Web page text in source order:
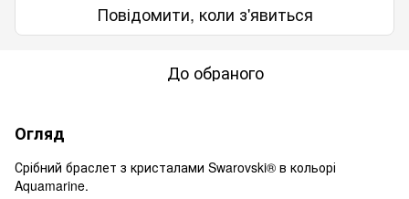
Повідомити, коли з'явиться
До обраного
Огляд
Срібний браслет з кристалами Swarovski® в кольорі
Aquamarine.